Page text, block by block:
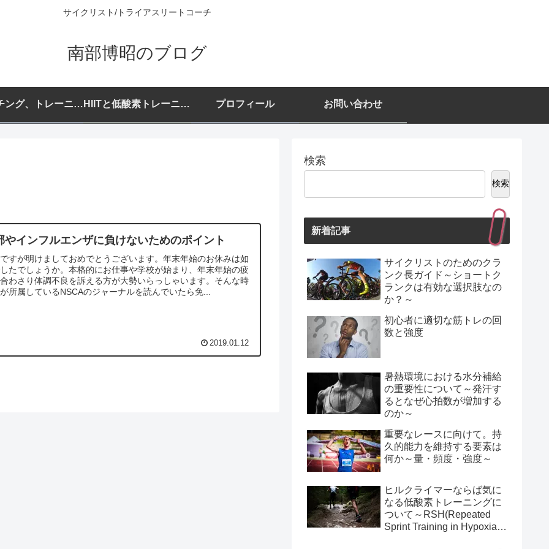
サイクリスト/トライアスリートコーチ
南部博昭のブログ
コーチング、トレーニングプランご希望の方へ HIITと低酸素トレーニングについて プロフィール お問い合わせ
やインフルエンザに負けないためのポイント
すが明けましておめでとうございます。年末年始のお休みは如
たでしょうか。本格的にお仕事や学校が始まり、年末年始の疲
わさり体調不良を訴える方が大勢いらっしゃいます。そんな時
所属しているNSCAのジャーナルを読んでいたら免...
2019.01.12
検索
検索
新着記事
サイクリストのためのクラ
ンク長ガイド～ショートク
ランクは有効な選択肢なの
か？～
初心者に適切な筋トレの回
数と強度
暑熱環境における水分補給
の重要性について～発汗す
るとなぜ心拍数が増加する
のか～
重要なレースに向けて。持
久的能力を維持する要素は
何か～量・頻度・強度～
ヒルクライマーならば気に
なる低酸素トレーニングに
ついて～RSH(Repeated
Sprint Training in Hypoxia)